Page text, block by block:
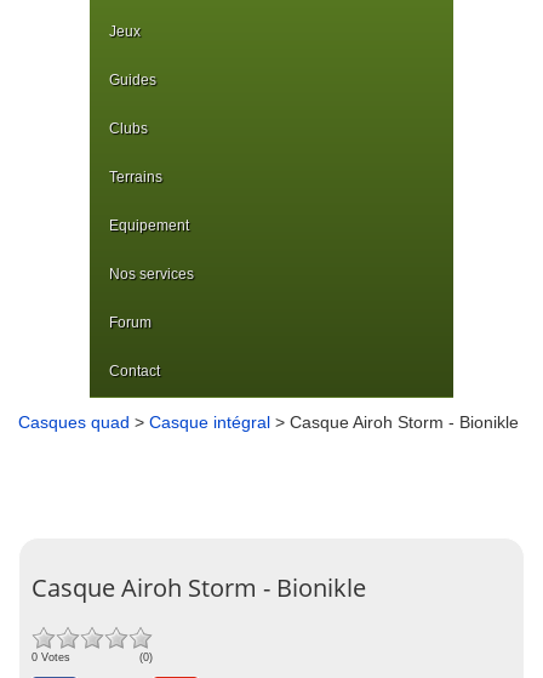
Jeux
Guides
Clubs
Terrains
Equipement
Nos services
Forum
Contact
Casques quad > Casque intégral > Casque Airoh Storm - Bionikle
Casque Airoh Storm - Bionikle
0 Votes (0)